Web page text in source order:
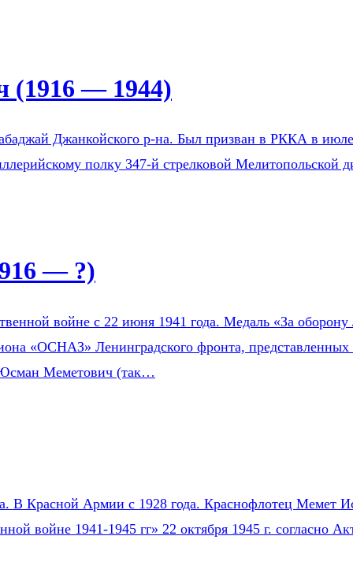
(1916 — 1944)
Джанкойского р-на. Был призван в РККА в
полку 347-й стрелковой Мелитопольской
— ?)
войне с 22 июня 1941 года. Медаль «За оборону
«ОСНАЗ» Ленинградского фронта,
Меметович (так…
В Красной Армии с 1928 года. Краснофлотец Мемет
войне 1941-1945 гг» 22 октября 1945 г. согласно